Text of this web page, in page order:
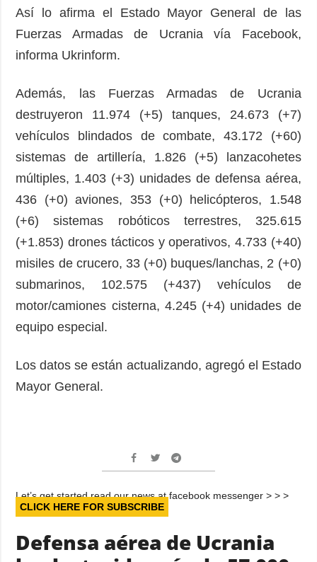
Video
Releases
Así lo afirma el Estado Mayor General de las
Fuerzas Armadas de Ucrania vía Facebook,
informa Ukrinform.
Además, las Fuerzas Armadas de Ucrania
destruyeron 11.974 (+5) tanques, 24.673 (+7)
vehículos blindados de combate, 43.172 (+60)
sistemas de artillería, 1.826 (+5) lanzacohetes
múltiples, 1.403 (+3) unidades de defensa aérea,
436 (+0) aviones, 353 (+0) helicópteros, 1.548
(+6) sistemas robóticos terrestres, 325.615
(+1.853) drones tácticos y operativos, 4.733 (+40)
misiles de crucero, 33 (+0) buques/lanchas, 2 (+0)
submarinos, 102.575 (+437) vehículos de
motor/camiones cisterna, 4.245 (+4) unidades de
equipo especial.
Los datos se están actualizando, agregó el Estado
Mayor General.
Let’s get started read our news at facebook messenger > > >
CLICK HERE FOR SUBSCRIBE
Defensa aérea de Ucrania